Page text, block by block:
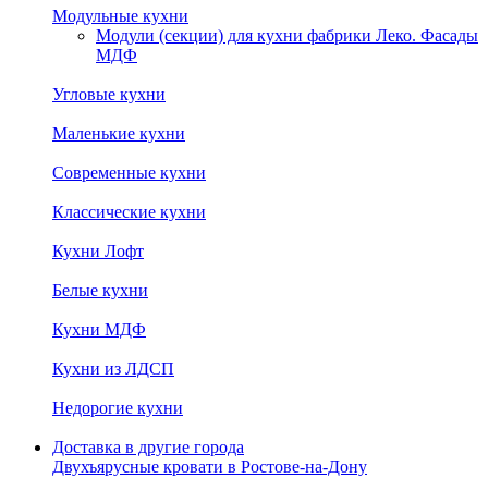
Модульные кухни
Модули (секции) для кухни фабрики Леко. Фасады
МДФ
Угловые кухни
Маленькие кухни
Современные кухни
Классические кухни
Кухни Лофт
Белые кухни
Кухни МДФ
Кухни из ЛДСП
Недорогие кухни
Доставка в другие города
Двухъярусные кровати в Ростове-на-Дону